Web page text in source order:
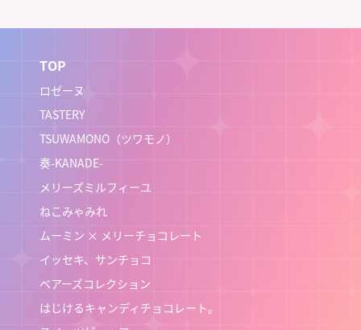
TOP
ロゼーヌ
TASTERY
TSUWAMONO（ツワモノ）
奏-KANADE-
メリーズミルフィーユ
ねこみゃみれ
ムーミン × メリーチョコレート
イッセキ、サンチョコ
ベアーズコレクション
はじけるキャンディチョコレート。